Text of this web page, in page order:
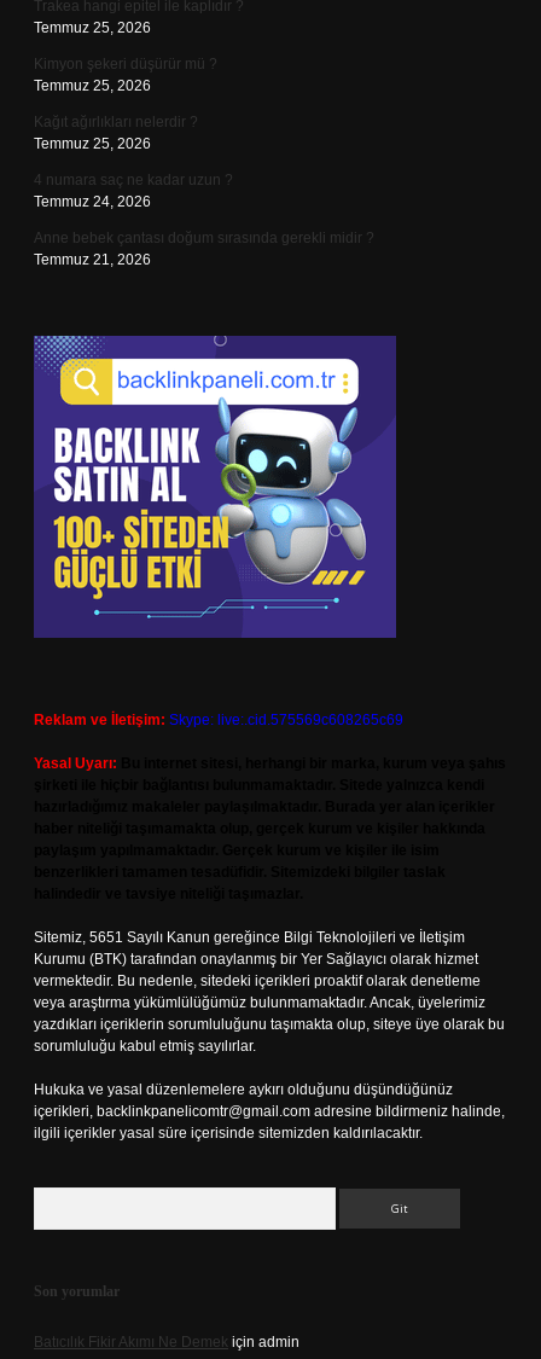
Trakea hangi epitel ile kaplıdır ?
Temmuz 25, 2026
Kimyon şekeri düşürür mü ?
Temmuz 25, 2026
Kağıt ağırlıkları nelerdir ?
Temmuz 25, 2026
4 numara saç ne kadar uzun ?
Temmuz 24, 2026
Anne bebek çantası doğum sırasında gerekli midir ?
Temmuz 21, 2026
Reklam ve İletişim: Skype: live:.cid.575569c608265c69
Yasal Uyarı:
Sitemiz, 5651 Sayılı Kanun gereğince Bilgi Teknolojileri ve İletişim
Kurumu (BTK) tarafından onaylanmış bir Yer Sağlayıcı olarak hizmet
vermektedir. Bu nedenle, sitedeki içerikleri proaktif olarak denetleme
veya araştırma yükümlülüğümüz bulunmamaktadır. Ancak, üyelerimiz
yazdıkları içeriklerin sorumluluğunu taşımakta olup, siteye üye olarak bu
sorumluluğu kabul etmiş sayılırlar.
Hukuka ve yasal düzenlemelere aykırı olduğunu düşündüğünüz
içerikleri, backlinkpanelicomtr@gmail.com adresine bildirmeniz halinde,
ilgili içerikler yasal süre içerisinde sitemizden kaldırılacaktır.
Son yorumlar
Batıcılık Fikir Akımı Ne Demek için admin